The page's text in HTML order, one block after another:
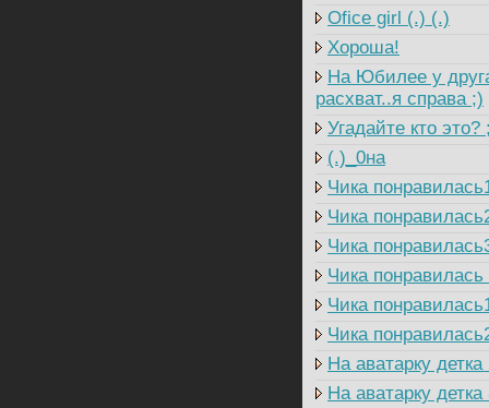
Ofice girl (.) (.)
Хороша!
На Юбилее у
расхват..я справа ;)
Угадайте кто это?
(.)_0на
Чика
Чика
Чика
Чика
Чика
Чика
На аватарку детка
На аватарку детка